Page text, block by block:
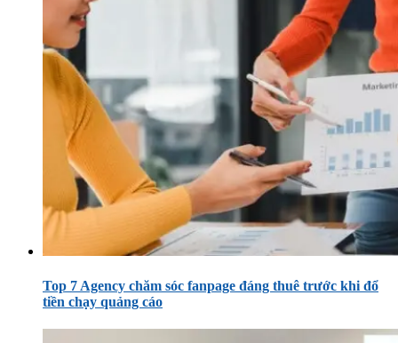
Top 7 Agency chăm sóc fanpage đáng thuê trước khi đổ
tiền chạy quảng cáo